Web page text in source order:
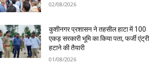
02/08/2026
कुशीनगर प्रशासन ने तहसील हाटा में 100
एकड़ सरकारी भूमि का किया पता, फर्जी एंट्री
हटाने की तैयारी
01/08/2026